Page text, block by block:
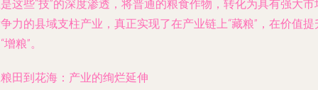
这些“技”的深度渗透，将普通的粮食作物，转化为具有强大市
力的县域支柱产业，真正实现了在产业链上“藏粮”，在价值提
增粮”。
田到花海：产业的绚烂延伸